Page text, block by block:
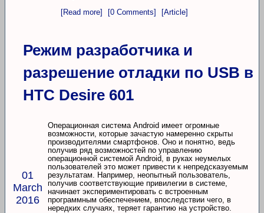
[Read more]
[0 Comments] [Article]
Режим разработчика и
разрешение отладки по USB в
HTC Desire 601
01
March
2016
Операционная система Android имеет огромные
возможности, которые зачастую намеренно скрыты
производителями смартфонов. Оно и понятно, ведь
получив ряд возможностей по управлению
операционной системой Android, в руках неумелых
пользователей это может привести к непредсказуемым
результатам. Например, неопытный пользователь,
получив соответствующие привилегии в системе,
начинает экспериментировать с встроенным
программным обеспечением, впоследствии чего, в
нередких случаях, теряет гарантию на устройство.